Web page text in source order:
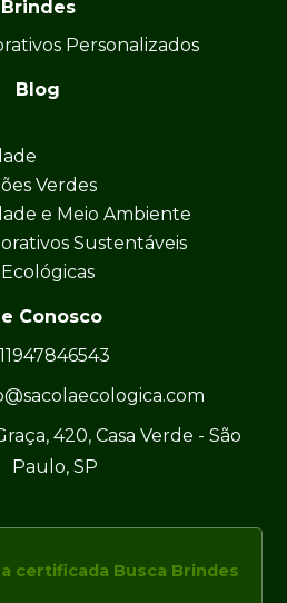
Brindes
Personalizados
Blog
Verdes
e Meio Ambiente
Sustentáveis
Conosco
11947846543
420, Casa Verde - São
Paulo, SP
certificada Busca Brindes